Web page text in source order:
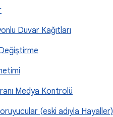
Duvar Kağıtları
Medya Kontrolü
(eski adıyla Hayaller)